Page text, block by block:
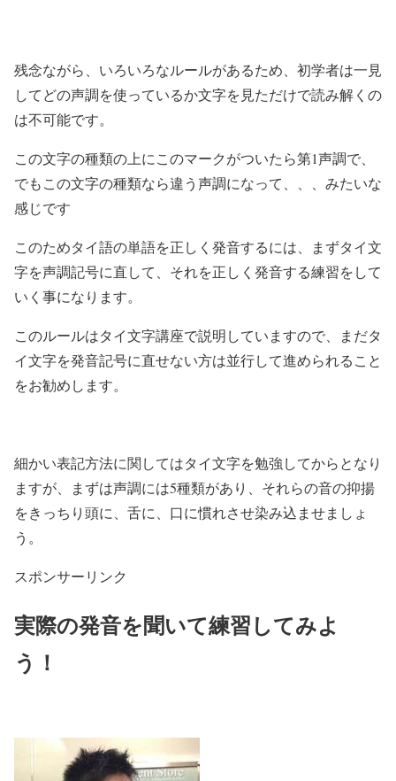
残念ながら、いろいろなルールがあるため、初学者は一見
してどの声調を使っているか文字を見ただけで読み解くの
は不可能です。
この文字の種類の上にこのマークがついたら第1声調で、
でもこの文字の種類なら違う声調になって、、、みたいな
感じです
このためタイ語の単語を正しく発音するには、まずタイ文
字を声調記号に直して、それを正しく発音する練習をして
いく事になります。
このルールはタイ文字講座で説明していますので、まだタ
イ文字を発音記号に直せない方は並行して進められること
をお勧めします。
細かい表記方法に関してはタイ文字を勉強してからとなり
ますが、まずは声調には5種類があり、それらの音の抑揚
をきっちり頭に、舌に、口に慣れさせ染み込ませましょ
う。
スポンサーリンク
実際の発音を聞いて練習してみよ
う！